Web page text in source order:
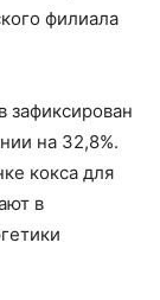
филиала
зафиксирован
на 32,8%.
кокса для
в